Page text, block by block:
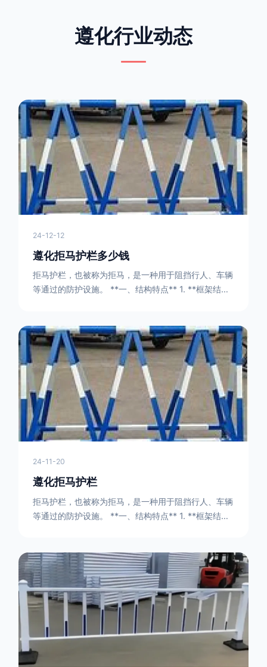
遵化行业动态
24-12-12
遵化拒马护栏多少钱
拒马护栏，也被称为拒马，是一种用于阻挡行人、车辆
等通过的防护设施。 **一、结构特点** 1. **框架结构
方形的框架组合。这些框架相互连接，形成一个稳定的
结构，能够承受一定的冲击力。例如，在一些临时交通
管制的现场，三角形框架的拒马护栏可以很方便地拼接
在一起，像一个个小的三角锥形状的结构单
24-11-20
遵化拒马护栏
拒马护栏，也被称为拒马，是一种用于阻挡行人、车辆
等通过的防护设施。 **一、结构特点** 1. **框架结构
方形的框架组合。这些框架相互连接，形成一个稳定的
结构，能够承受一定的冲击力。例如，在一些临时交通
管制的现场，三角形框架的拒马护栏可以很方便地拼接
在一起，像一个个小的三角锥形状的结构单